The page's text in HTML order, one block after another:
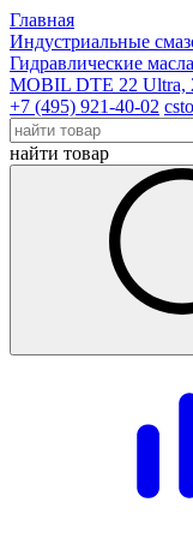
Главная
Индустриальные
Гидравлические
MOBIL DTE 22 Ultra,
+7 (495) 921-40-02
найти товар